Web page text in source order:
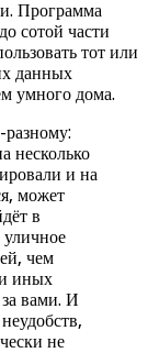
Программа
сотой части
тот или
данных
умного дома.
несколько
и на
может
в
чем
иных
вами. И
не